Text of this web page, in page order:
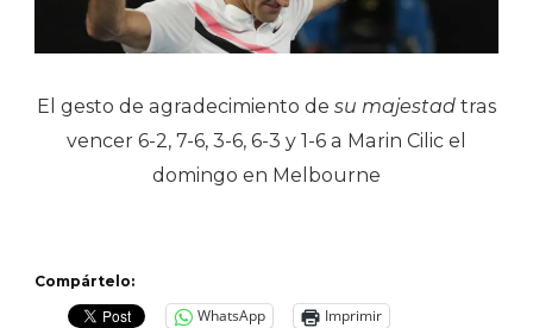
El gesto de agradecimiento de su majestad tras
vencer 6-2, 7-6, 3-6, 6-3 y 1-6 a Marin Cilic el
domingo en Melbourne
Compártelo:
WhatsApp
Imprimir